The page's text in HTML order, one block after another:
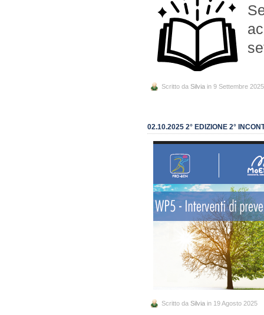
Scritto da Silvia in 9 Settembre 2025
02.10.2025 2° EDIZIONE 2°
Scritto da Silvia in 19 Agosto 2025